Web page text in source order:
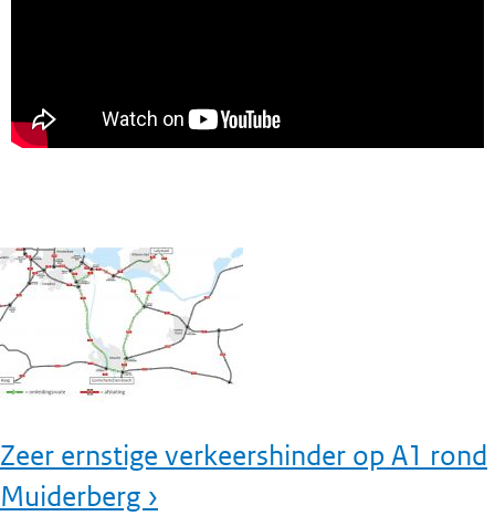
Zeer ernstige verkeershinder op A1 rond
Muiderberg ›